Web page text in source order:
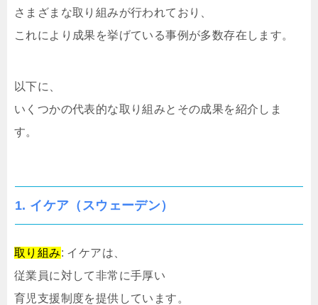
さまざまな取り組みが行われており、
これにより成果を挙げている事例が多数存在します。
以下に、
いくつかの代表的な取り組みとその成果を紹介しま
す。
1. イケア（スウェーデン）
取り組み: イケアは、
従業員に対して非常に手厚い
育児支援制度を提供しています。